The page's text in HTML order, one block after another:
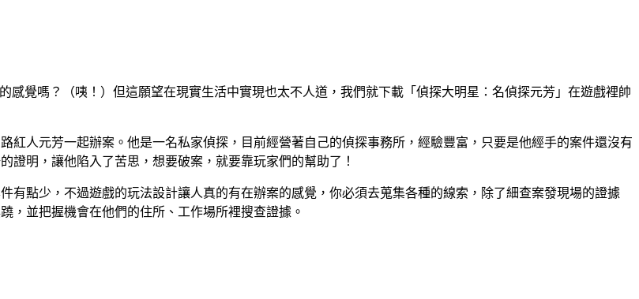
感覺嗎？（咦！）但這願望在現實生活中實現也太不人道，我們就下載「偵探大明星：名偵探元芳」在遊戲裡帥
紅人元芳一起辦案。他是一名私家偵探，目前經營著自己的偵探事務所，經驗豐富，只要是他經手的案件還沒有
證明，讓他陷入了苦思，想要破案，就要靠玩家們的幫助了！
有點少，不過遊戲的玩法設計讓人真的有在辦案的感覺，你必須去蒐集各種的線索，除了細查案發現場的證據
，並把握機會在他們的住所、工作場所裡搜查證據。